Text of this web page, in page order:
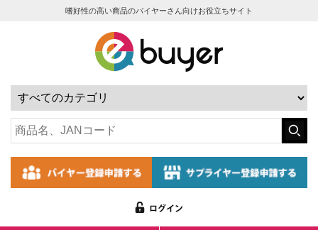
嗜好性の高い商品のバイヤーさん向けお役立ちサイト